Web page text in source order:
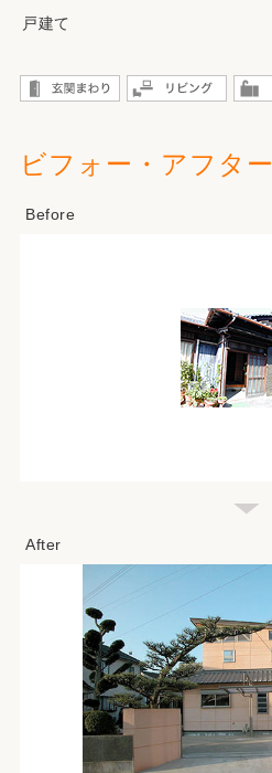
戸建て
ビフォー・アフター